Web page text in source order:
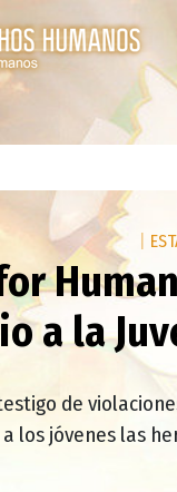
a la
de
los jóvenes las